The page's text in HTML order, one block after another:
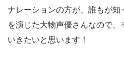
ナレーションの方が、誰もが知
を演じた大物声優さんなので、
いきたいと思います！